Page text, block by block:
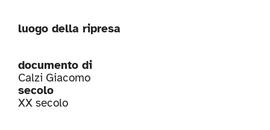
luogo della ripresa
documento di
Calzi Giacomo
secolo
XX secolo